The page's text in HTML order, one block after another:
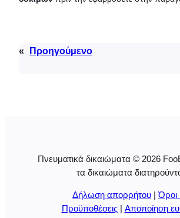
«
Προηγούμενο
Πνευματικά δικαιώματα © 2026
τα δικαιώματα
Δήλωση απορρήτου |Όροι
Προϋποθέσεις| Αποποίηση